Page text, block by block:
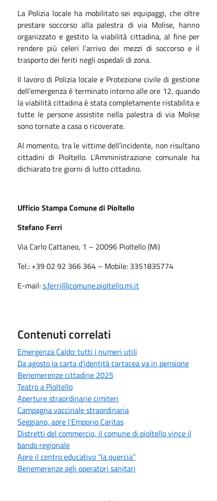
La Polizia locale ha mobilitato sei equipaggi, che oltre
prestare soccorso alla palestra di via Molise, hanno
organizzato e gestito la viabilità cittadina, al fine per
rendere più celeri l’arrivo dei mezzi di soccorso e il
trasporto dei feriti negli ospedali di zona.
Il lavoro di Polizia locale e Protezione civile di gestione
dell’emergenza è terminato intorno alle ore 12, quando
la viabilità cittadina è stata completamente ristabilita e
tutte le persone assistite nella palestra di via Molise
sono tornate a casa o ricoverate.
Al momento, tra le vittime dell’incidente, non risultano
cittadini di Pioltello. L’Amministrazione comunale ha
dichiarato tre giorni di lutto cittadino.
Ufficio Stampa Comune di Pioltello
Stefano Ferri
Via Carlo Cattaneo, 1 – 20096 Pioltello (Mi)
Tel.: +39 02 92 366 364 – Mobile: 3351835774
E-mail:s.ferri@comune.pioltello.mi.it
Contenuti correlati
Emergenza Caldo: tutti i numeri utili
Da agosto la carta d'identità cartacea va in pensione
Benemerenze cittadine 2025
Teatro a Pioltello
Aperture straordinarie cimiteri
Campagna vaccinale straordinaria
Seggiano, apre l'Emporio Caritas
Distretti del commercio, il comune di pioltello vince il
bando regionale
Apre il centro educativo “la quercia”
Benemerenze agli operatori sanitari